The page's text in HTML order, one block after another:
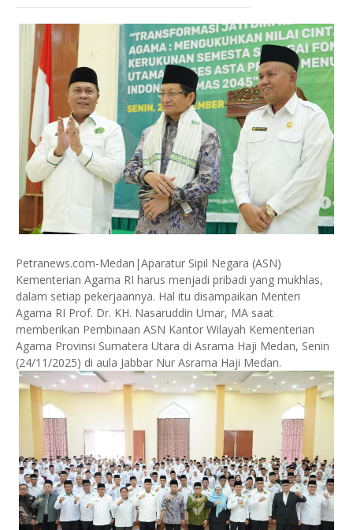
Petranews.com-Medan|Aparatur Sipil Negara (ASN)
Kementerian Agama RI harus menjadi pribadi yang mukhlas,
dalam setiap pekerjaannya. Hal itu disampaikan Menteri
Agama RI Prof. Dr. KH. Nasaruddin Umar, MA saat
memberikan Pembinaan ASN Kantor Wilayah Kementerian
Agama Provinsi Sumatera Utara di Asrama Haji Medan, Senin
(24/11/2025) di aula Jabbar Nur Asrama Haji Medan.